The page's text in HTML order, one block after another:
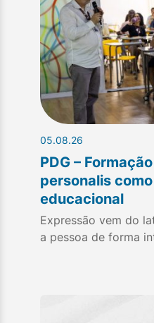
05.08.26
PDG –
personalis
educacional
Expressão vem do
a pessoa de forma